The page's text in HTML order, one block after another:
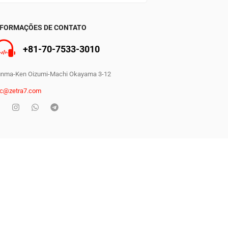
DE CONTATO
+81-70-7533-3010
Ken Oizumi-Machi Okayama 3-12